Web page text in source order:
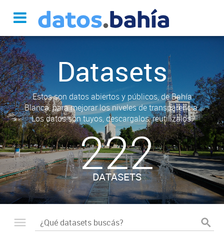
Datasets
Estos son datos abiertos y públicos, de Bahía
Blanca, para mejorar los niveles de transparencia.
Los datos son tuyos, descargalos, reutilizalos.
222
DATASETS